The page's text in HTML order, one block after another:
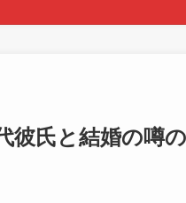
彼氏と結婚の噂